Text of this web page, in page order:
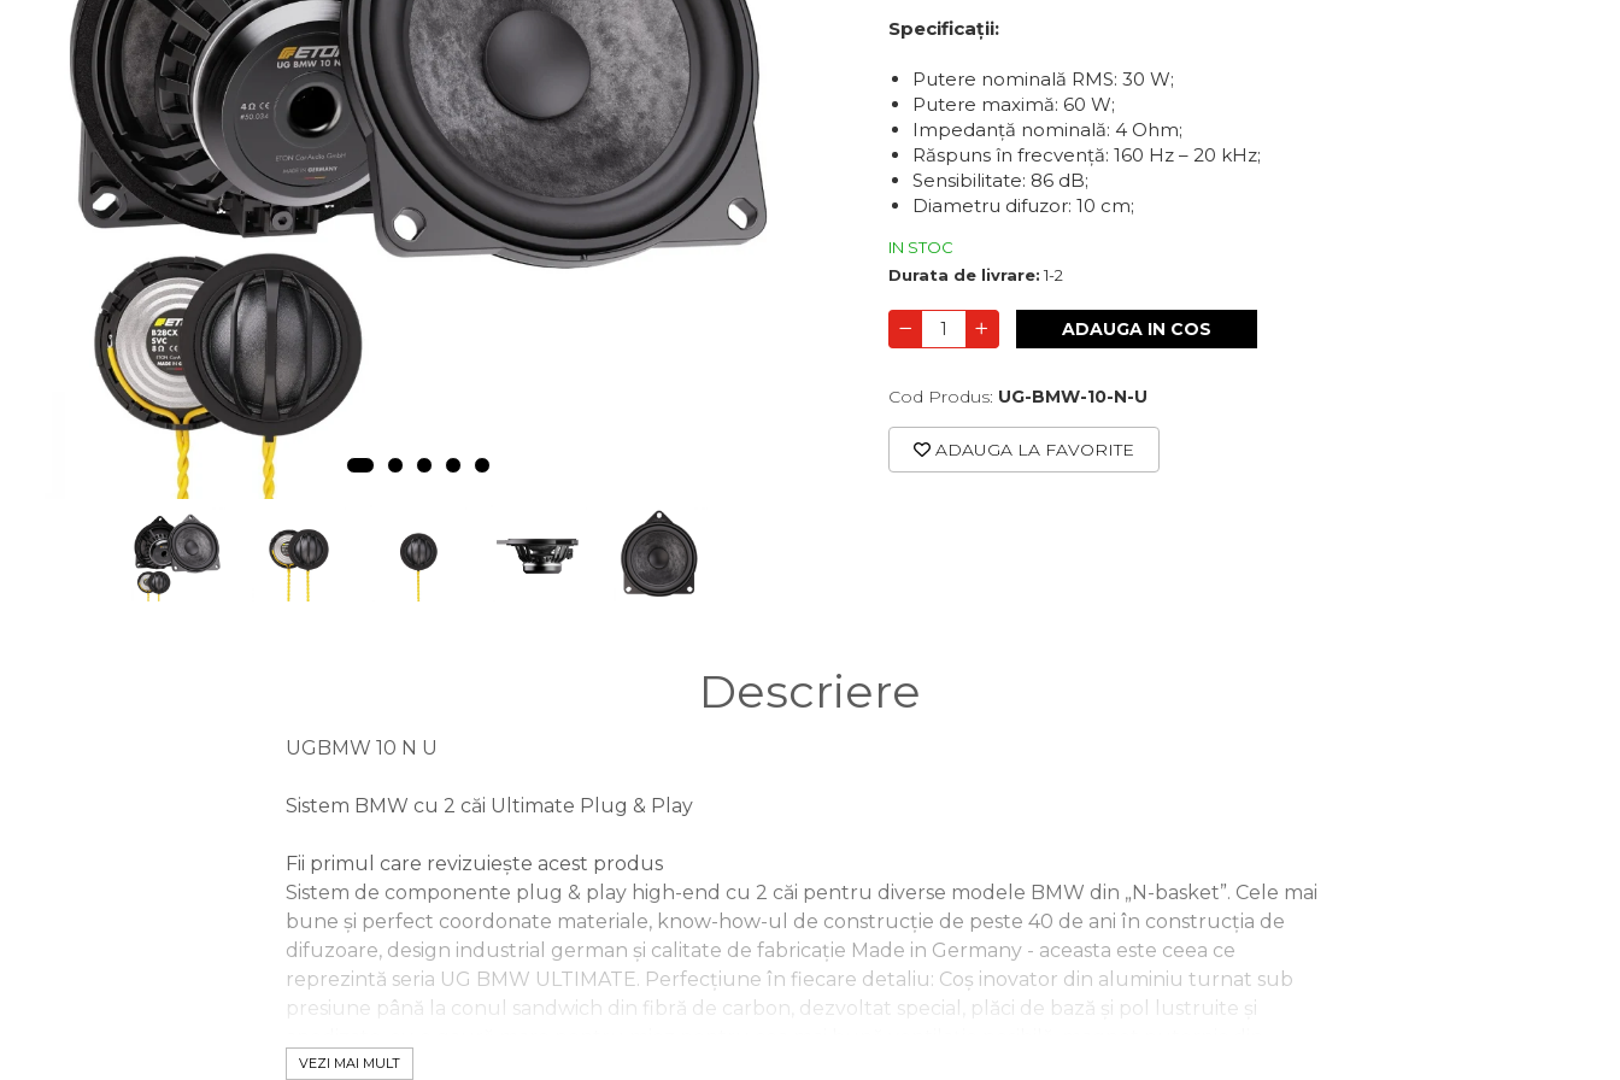
Specificații:
Putere nominală RMS: 30 W;
Putere maximă: 60 W;
Impedanță nominală: 4 Ohm;
Răspuns în frecvență: 160 Hz – 20 kHz;
Sensibilitate: 86 dB;
Diametru difuzor: 10 cm;
IN STOC
Durata de livrare: 1-2
ADAUGA IN COS
Cod Produs: UG-BMW-10-N-U
ADAUGA LA FAVORITE
Descriere
UGBMW 10 N U
Sistem BMW cu 2 căi Ultimate Plug & Play
Fii primul care revizuiește acest produs
Sistem de componente plug & play high-end cu 2 căi pentru diverse modele BMW din „N-basket”. Cele mai
bune și perfect coordonate materiale, know-how-ul de construcție de peste 40 de ani în construcția de
difuzoare, design industrial german și calitate de fabricație Made in Germany - aceasta este ceea ce
reprezintă seria UG BMW ULTIMATE. Perfecțiune în fiecare detaliu: Coș inovator din aluminiu turnat sub
presiune până la conul sandwich din fibră de carbon, dezvoltat special, plăci de bază și pol lustruite și
neodim, fișe de conectare cu montare precisă, cu terminale din plastic decuplate și o flanșă de etanșare cu
VEZI MAI MULT